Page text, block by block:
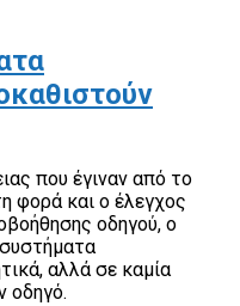
που έγιναν από το
φορά και ο έλεγχος
οδηγού, ο
αλλά σε καμία
οδηγό.